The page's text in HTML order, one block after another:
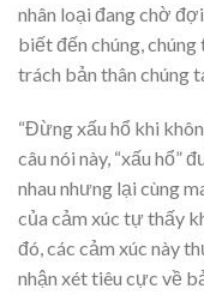
nhân loại đang chờ
biết đến chúng,
trách bản thân chúng
“Đừng xấu hổ khi
câu nói này, “xấu hổ”
nhau nhưng lại cùng
của cảm xúc tự thấy
đó, các cảm xúc này
nhận xét tiêu cực về